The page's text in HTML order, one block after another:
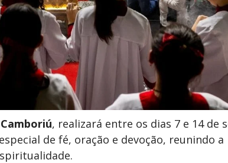
Camboriú, realizará entre os dias 7 e 14 de
de fé, oração e devoção, reunindo a